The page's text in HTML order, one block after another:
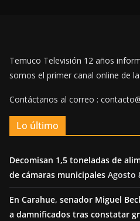
Temuco Televisión 12 años
somos el primer canal online de
Contáctanos al correo :
Lo último
Decomisan 1,5 toneladas de
de cámaras municipales Agosto
En Carahue, senador Miguel
a damnificados tras constatar